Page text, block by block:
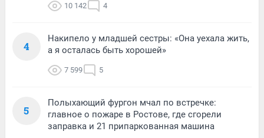
10 142 4
4
Накипело у младшей сестры: «Она уехала жить,
а я осталась быть хорошей»
7 599 5
5
Полыхающий фургон мчал по встречке:
главное о пожаре в Ростове, где сгорели
заправка и 21 припаркованная машина